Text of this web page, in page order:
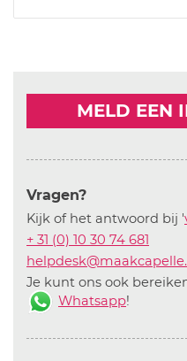
MELD EEN
Vragen?
Kijk of het antwoord bij '
+ 31 (0) 10 30 74 681
Je kunt ons ook
Whatsapp!